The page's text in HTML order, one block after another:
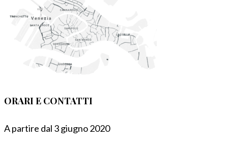
ORARI E CONTATTI
A partire dal 3 giugno 2020